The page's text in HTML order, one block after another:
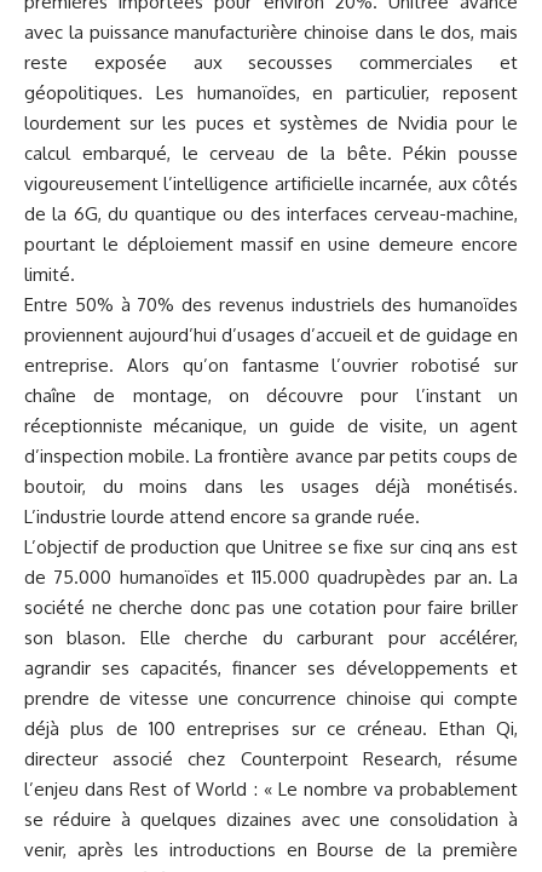
avec la puissance manufacturière chinoise dans le dos, mais
reste exposée aux secousses commerciales et
géopolitiques. Les humanoïdes, en particulier, reposent
lourdement sur les puces et systèmes de Nvidia pour le
calcul embarqué, le cerveau de la bête. Pékin pousse
vigoureusement l’intelligence artificielle incarnée, aux côtés
de la 6G, du quantique ou des interfaces cerveau-machine,
pourtant le déploiement massif en usine demeure encore
limité.
Entre 50% à 70% des revenus industriels des humanoïdes
proviennent aujourd’hui d’usages d’accueil et de guidage en
entreprise. Alors qu’on fantasme l’ouvrier robotisé sur
chaîne de montage, on découvre pour l’instant un
réceptionniste mécanique, un guide de visite, un agent
d’inspection mobile. La frontière avance par petits coups de
boutoir, du moins dans les usages déjà monétisés.
L’industrie lourde attend encore sa grande ruée.
L’objectif de production que Unitree se fixe sur cinq ans est
de 75.000 humanoïdes et 115.000 quadrupèdes par an. La
société ne cherche donc pas une cotation pour faire briller
son blason. Elle cherche du carburant pour accélérer,
agrandir ses capacités, financer ses développements et
prendre de vitesse une concurrence chinoise qui compte
déjà plus de 100 entreprises sur ce créneau. Ethan Qi,
directeur associé chez Counterpoint Research, résume
l’enjeu dansRest of World : « Le nombre va probablement
se réduire à quelques dizaines avec une consolidation à
venir, après les introductions en Bourse de la première